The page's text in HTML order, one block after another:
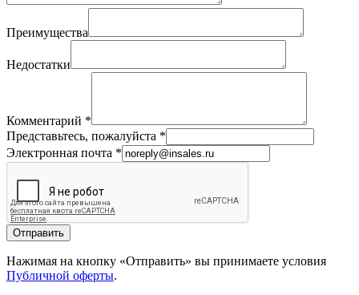
Преимущества
Недостатки
Комментарий *
Представьтесь, пожалуйста *
Электронная почта *
Отправить
Нажимая на кнопку «Отправить» вы принимаете условия
Публичной оферты.